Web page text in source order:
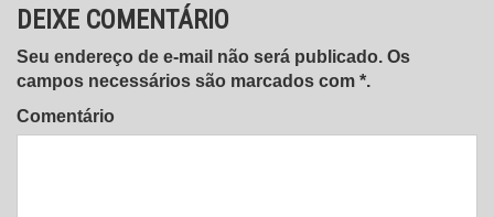
DEIXE COMENTÁRIO
Seu endereço de e-mail não será publicado. Os
campos necessários são marcados com *.
Comentário